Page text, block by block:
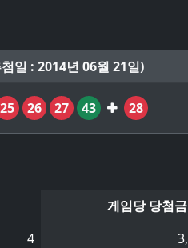
일 : 2014년 06월 21일)
25 26 27 43 28
게임당 당첨
4